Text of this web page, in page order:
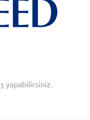
yapabilirsiniz.